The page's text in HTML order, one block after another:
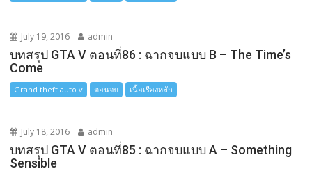
July 19, 2016 admin
บทสรุป GTA V ตอนที่86 : ฉากจบแบบ B – The Time’s
Come
Grand theft auto v ตอนจบ เนื้อเรื่องหลัก
July 18, 2016 admin
บทสรุป GTA V ตอนที่85 : ฉากจบแบบ A – Something
Sensible